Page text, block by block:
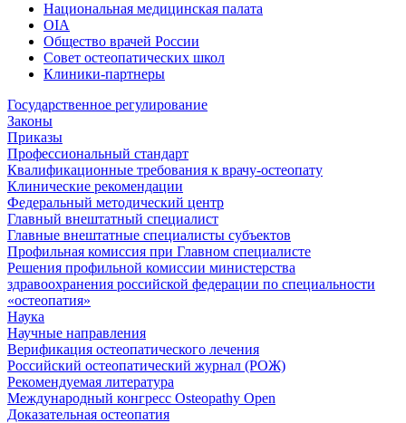
Национальная медицинская палата
OIA
Общество врачей России
Совет остеопатических школ
Клиники-партнеры
Государственное регулирование
Законы
Приказы
Профессиональный стандарт
Квалификационные требования к врачу-остеопату
Клинические рекомендации
Федеральный методический центр
Главный внештатный специалист
Главные внештатные специалисты субъектов
Профильная комиссия при Главном специалисте
Решения профильной комиссии министерства
здравоохранения российской федерации по специальности
«остеопатия»
Наука
Научные направления
Верификация остеопатического лечения
Российский остеопатический журнал (РОЖ)
Рекомендуемая литература
Международный конгресс Osteopathy Open
Доказательная остеопатия